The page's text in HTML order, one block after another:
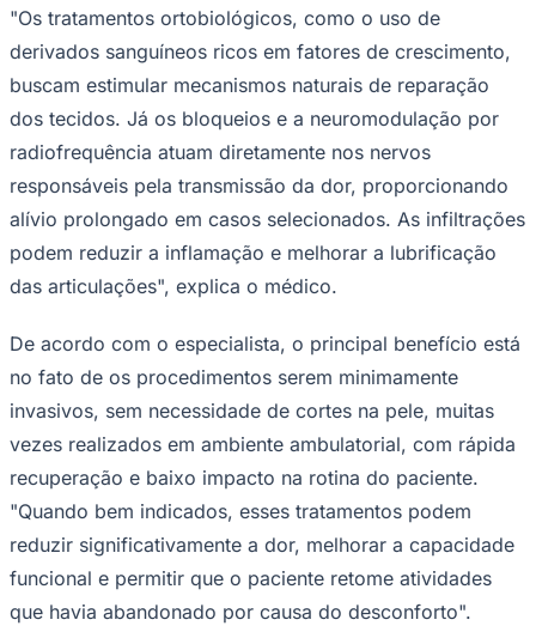
Santos
"Os tratamentos ortobiológicos, como o uso de
derivados sanguíneos ricos em fatores de crescimento,
buscam estimular mecanismos naturais de reparação
dos tecidos. Já os bloqueios e a neuromodulação por
radiofrequência atuam diretamente nos nervos
responsáveis pela transmissão da dor, proporcionando
alívio prolongado em casos selecionados. As infiltrações
podem reduzir a inflamação e melhorar a lubrificação
das articulações", explica o médico.
De acordo com o especialista, o principal benefício está
no fato de os procedimentos serem minimamente
invasivos, sem necessidade de cortes na pele, muitas
vezes realizados em ambiente ambulatorial, com rápida
recuperação e baixo impacto na rotina do paciente.
"Quando bem indicados, esses tratamentos podem
reduzir significativamente a dor, melhorar a capacidade
funcional e permitir que o paciente retome atividades
que havia abandonado por causa do desconforto".